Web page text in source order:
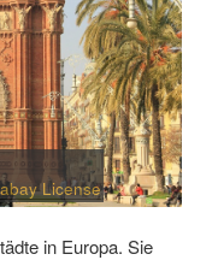
License
in Europa. Sie